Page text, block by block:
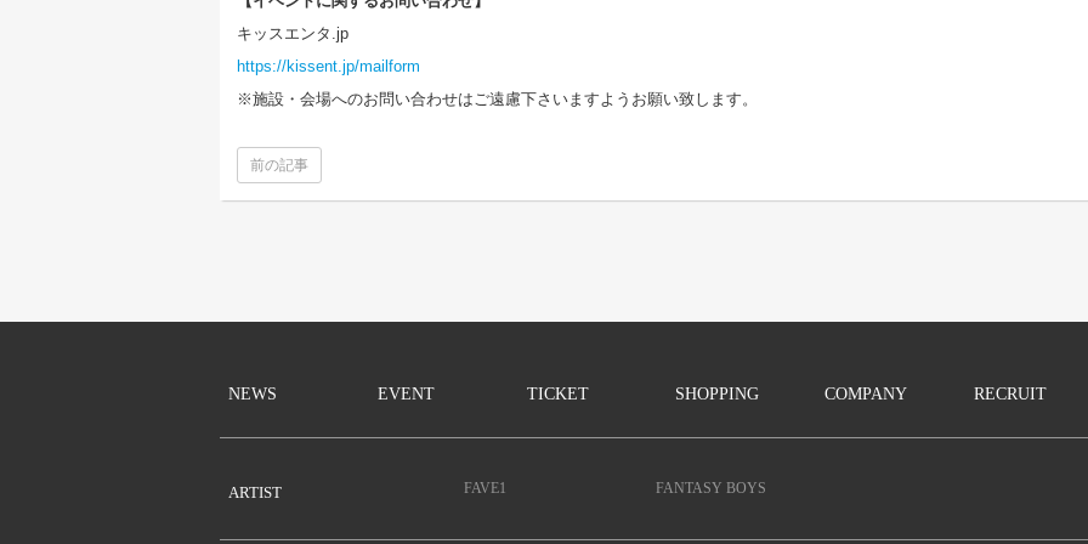
キッスエンタ.jp
https://kissent.jp/mailform
※施設・会場へのお問い合わせはご遠慮下さいますようお願い致します。
前の記事
NEWS EVENT TICKET SHOPPING COMPANY RECRUIT
ARTIST FAVE1 FANTASY BOYS